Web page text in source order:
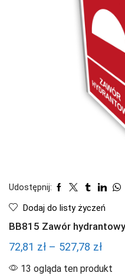
Udostępnij:
Dodaj do listy życzeń
BB815 Zawór
72,81 zł – 527,78 zł
cen:
13 ogląda ten produkt